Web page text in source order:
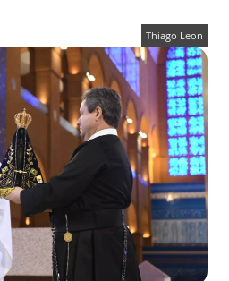
Thiago Leon